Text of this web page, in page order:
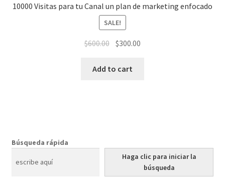
10000 Visitas para tu Canal un plan de marketing enfocado
SALE!
$600.00 $300.00
Add to cart
Búsqueda rápida
Haga clic para iniciar la
búsqueda